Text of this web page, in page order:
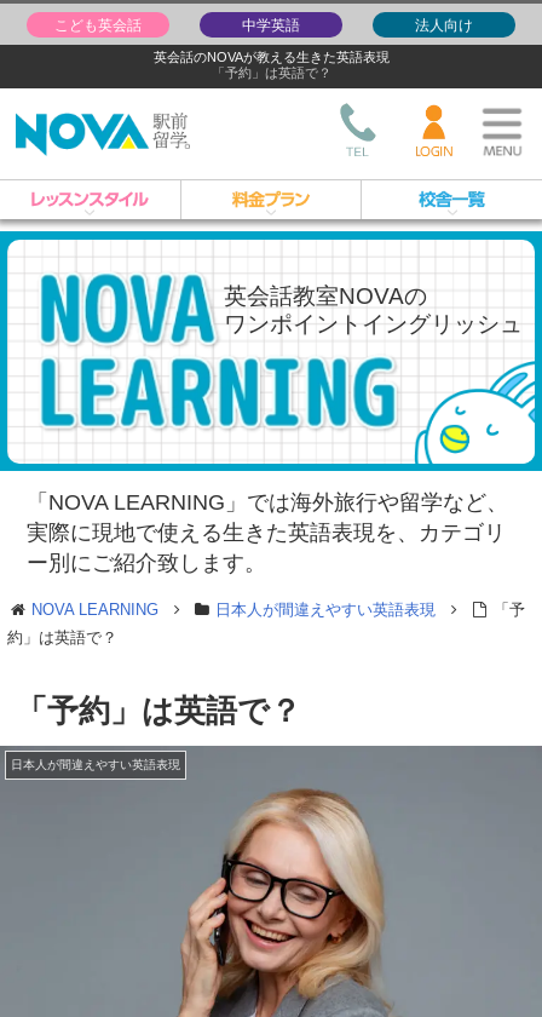
英会話のNOVAが教える生きた英語表現
「予約」は英語で？
こども英会話 中学英語 法人向け
英会話教室NOVAの
ワンポイントイングリッシュ
「NOVA LEARNING」では海外旅行や留学など、
実際に現地で使える生きた英語表現を、 カテゴリ
ー別にご紹介致します。
NOVA LEARNING 日本人が間違えやすい英語表現
「予
約」は英語で？
「予約」は英語で？
日本人が間違えやすい英語表現